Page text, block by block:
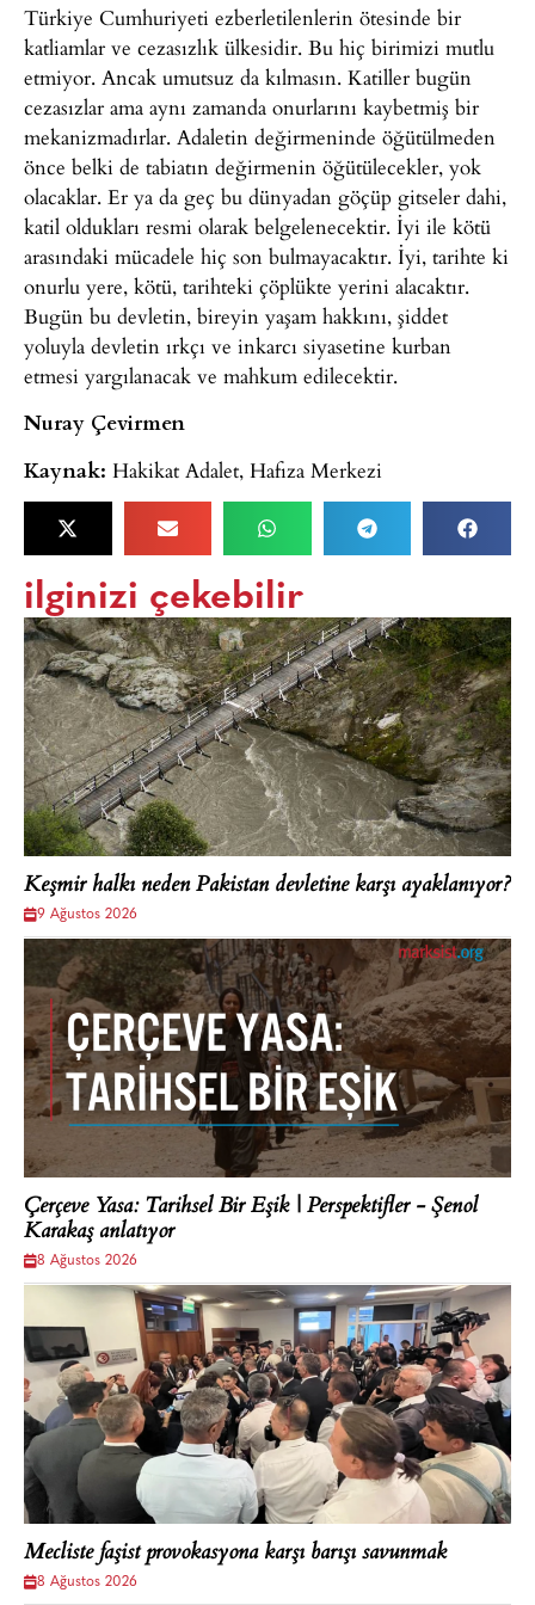
Türkiye Cumhuriyeti ezberletilenlerin ötesinde bir
katliamlar ve cezasızlık ülkesidir. Bu hiç birimizi mutlu
etmiyor. Ancak umutsuz da kılmasın. Katiller bugün
cezasızlar ama aynı zamanda onurlarını kaybetmiş bir
mekanizmadırlar. Adaletin değirmeninde öğütülmeden
önce belki de tabiatın değirmenin öğütülecekler, yok
olacaklar. Er ya da geç bu dünyadan göçüp gitseler dahi,
katil oldukları resmi olarak belgelenecektir. İyi ile kötü
arasındaki mücadele hiç son bulmayacaktır. İyi, tarihte ki
onurlu yere, kötü, tarihteki çöplükte yerini alacaktır.
Bugün bu devletin, bireyin yaşam hakkını, şiddet
yoluyla devletin ırkçı ve inkarcı siyasetine kurban
etmesi yargılanacak ve mahkum edilecektir.
Nuray Çevirmen
Kaynak: Hakikat Adalet, Hafıza Merkezi
ilginizi çekebilir
Keşmir halkı neden Pakistan devletine karşı ayaklanıyor?
9 Ağustos 2026
Çerçeve Yasa: Tarihsel Bir Eşik | Perspektifler - Şenol
Karakaş anlatıyor
8 Ağustos 2026
Mecliste faşist provokasyona karşı barışı savunmak
8 Ağustos 2026